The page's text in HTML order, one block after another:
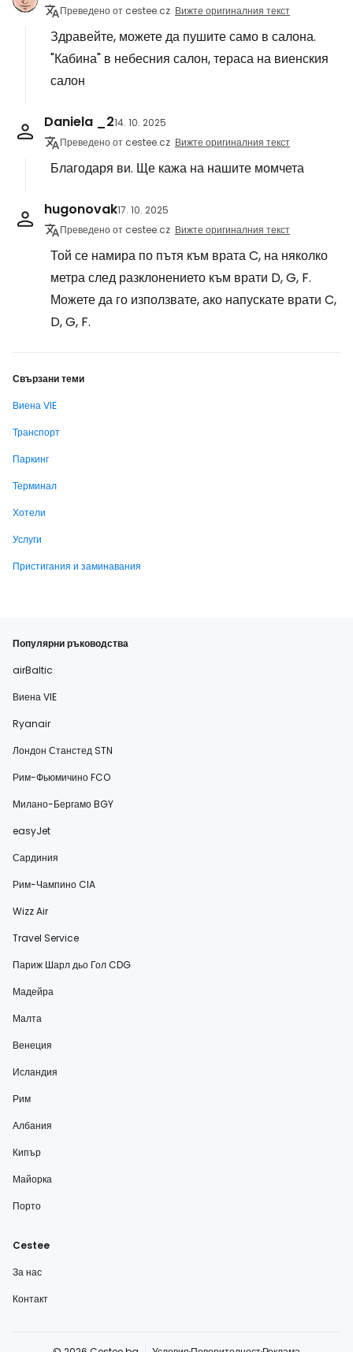
Преведено от cestee.cz Вижте оригиналния текст
Здравейте, можете да пушите само в салона.
"Кабина" в небесния салон, тераса на виенския
салон
Daniela _214. 10. 2025
Преведено от cestee.cz Вижте оригиналния текст
Благодаря ви. Ще кажа на нашите момчета
hugonovak17. 10. 2025
Преведено от cestee.cz Вижте оригиналния текст
Той се намира по пътя към врата C, на няколко
метра след разклонението към врати D, G, F.
Можете да го използвате, ако напускате врати C,
D, G, F.
Свързани теми
Виена VIE
Транспорт
Паркинг
Терминал
Хотели
Услуги
Пристигания и заминавания
Популярни ръководства
airBaltic
Виена VIE
Ryanair
Лондон Станстед STN
Рим-Фьюмичино FCO
Милано-Бергамо BGY
easyJet
Сардиния
Рим-Чампино CIA
Wizz Air
Travel Service
Париж Шарл дьо Гол CDG
Мадейра
Малта
Венеция
Исландия
Рим
Албания
Кипър
Майорка
Порто
Cestee
За нас
Контакт